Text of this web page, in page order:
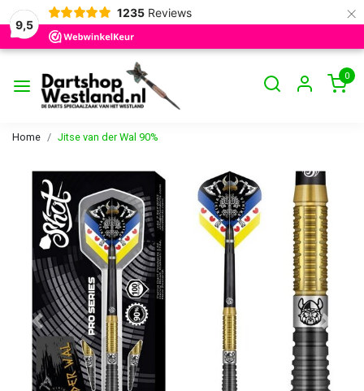
9,5
1235 Reviews ×
0
Home Jitse van der Wal 90%
Vorige